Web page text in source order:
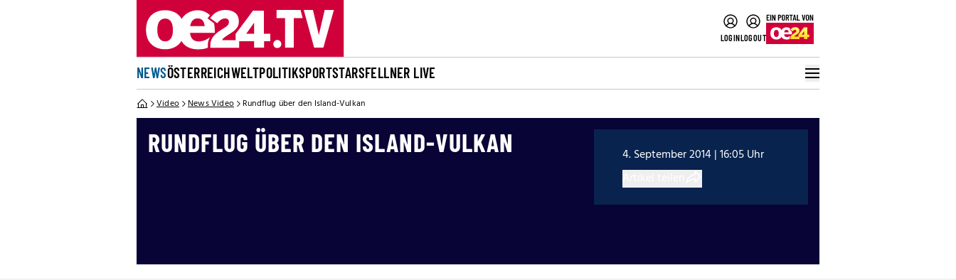
LOGINLOGOUT
NEWSÖSTERREICHWELTPOLITIKSPORTSTARSFELLNER LIVE
Video News Video Rundflug über den Island-Vulkan
RUNDFLUG ÜBER DEN ISLAND-VULKAN
4. September 2014 | 16:05 Uhr